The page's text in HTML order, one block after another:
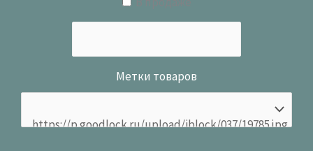
Метки товаров